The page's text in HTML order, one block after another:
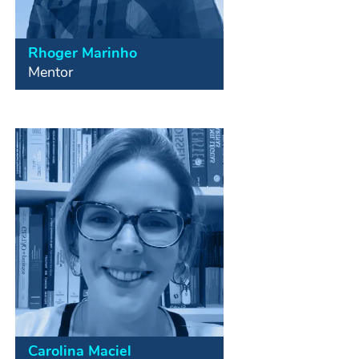
Empreendedor Social, membro
fundador da Meu Propósito, ONG
Comunitário e Institucional. Mestre
em Ciências Contábeis com mais de
10 anos de experiência na docência
do ensino superior e atuação na
graduação e pós graduação em
diversas faculdades.
Rhoger Marinho
Mentor
Carolina Maciel